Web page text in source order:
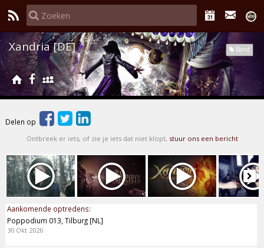
Band
Xandria [DE]
Delen op
Ontbreek er iets, of zie je iets dat niet klopt, stuur ons een bericht
Aankomende optredens:
Poppodium 013, Tilburg [NL]
30 Okt 2026